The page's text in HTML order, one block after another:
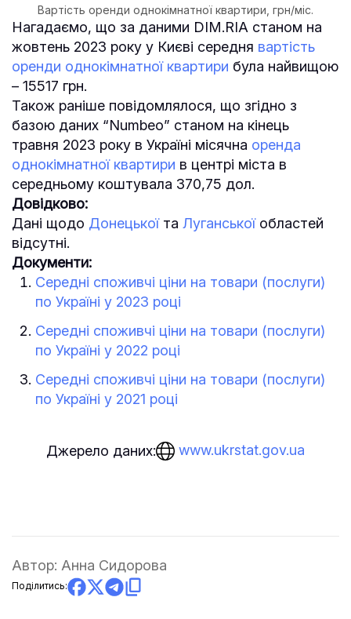
Вартість оренди однокімнатної квартири, грн/міс.
Нагадаємо, що за даними DIM.RIA станом на
жовтень 2023 року у Києві середня вартість
оренди однокімнатної квартири була найвищою
– 15517 грн.
Також раніше повідомлялося, що згідно з
базою даних “Numbeo” станом на кінець
травня 2023 року в Україні місячна оренда
однокімнатної квартири в центрі міста в
середньому коштувала 370,75 дол.
Довідково:
Дані щодо Донецькоїта Луганськоїобластей
відсутні.
Документи:
Середні споживчі ціни на товари (послуги)
по Україні у 2023 році
Середні споживчі ціни на товари (послуги)
по Україні у 2022 році
Середні споживчі ціни на товари (послуги)
по Україні у 2021 році
Джерело даних: www.ukrstat.gov.ua
Автор: Анна Сидорова
Поділитись: